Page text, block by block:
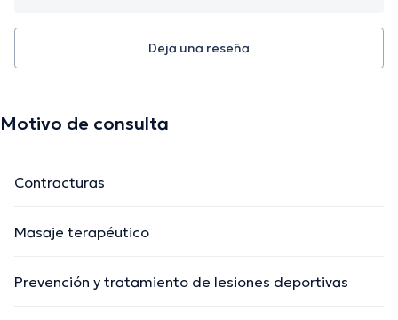
Deja una reseña
Motivo de consulta
Contracturas
Masaje terapéutico
Prevención y tratamiento de lesiones deportivas